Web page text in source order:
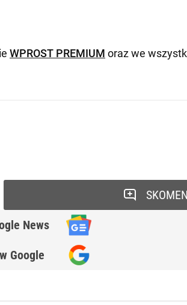
WPROST PREMIUM oraz we
News
Google